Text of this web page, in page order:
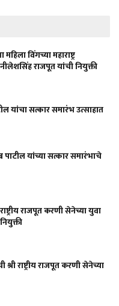
विंगच्या महाराष्ट्र
राजपूत यांची नियुक्ती
यांचा सत्कार समारंभ उत्साहात
यांच्या सत्कार समारंभाचे
राजपूत करणी सेनेच्या युवा
राष्ट्रीय राजपूत करणी सेनेच्या